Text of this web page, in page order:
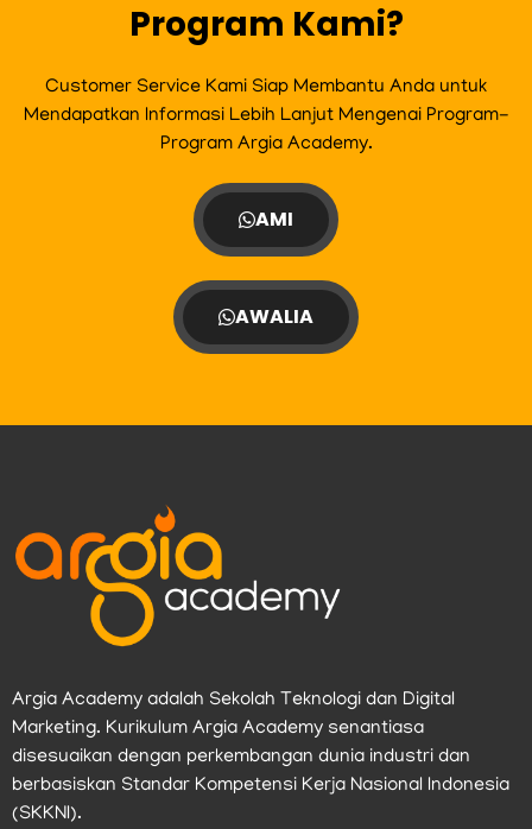
Program Kami?
Customer Service Kami Siap Membantu Anda untuk
Mendapatkan Informasi Lebih Lanjut Mengenai Program-
Program Argia Academy.
AMI
AWALIA
Argia Academy adalah Sekolah Teknologi dan Digital
Marketing. Kurikulum Argia Academy senantiasa
disesuaikan dengan perkembangan dunia industri dan
berbasiskan Standar Kompetensi Kerja Nasional Indonesia
(SKKNI).